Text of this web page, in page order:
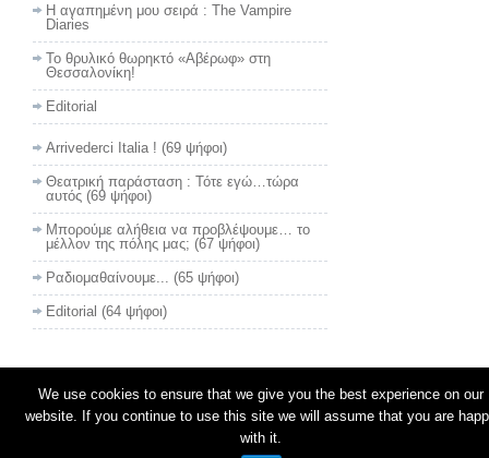
Η αγαπημένη μου σειρά : The Vampire
Diaries
Το θρυλικό θωρηκτό «Αβέρωφ» στη
Θεσσαλονίκη!
Editorial
Arrivederci Italia ! (69 ψήφοι)
Θεατρική παράσταση : Τότε εγώ…τώρα
αυτός (69 ψήφοι)
Μπορούμε αλήθεια να προβλέψουμε… το
μέλλον της πόλης μας; (67 ψήφοι)
Ραδιομαθαίνουμε... (65 ψήφοι)
Editorial (64 ψήφοι)
© 2026Τρίτου Ματιά
We use cookies to ensure that we give you the best experience on our
website. If you continue to use this site we will assume that you are
with it.